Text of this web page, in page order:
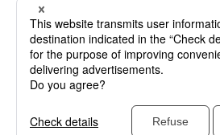
快，方便
史的廉价
2300万次
WiFi、高速